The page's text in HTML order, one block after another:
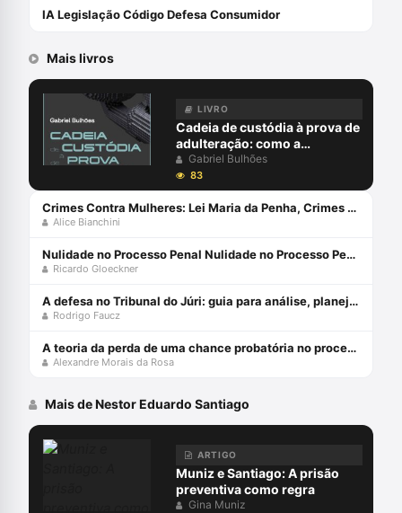
IA Legislação Código Defesa Consumidor
Mais livros
LIVRO
Cadeia de custódia à prova de
adulteração: como a
blockchain pode garantir a
integridade da prova no
processo penal - julho 2024
Gabriel Bulhões
83
Crimes Contra Mulheres: Lei Maria da Penha, Crimes Sexuais e Feminicídio (2023) Capa comum 8 janeiro 2023
Alice Bianchini
Nulidade no Processo Penal Nulidade no Processo Penal eBook Kindle
Ricardo Gloeckner
A defesa no Tribunal do Júri: guia para análise, planejamento e estratégias - junho 2024
Rodrigo Faucz
A teoria da perda de uma chance probatória no processo penal - julho 2024
Alexandre Morais da Rosa
Mais de Nestor Eduardo Santiago
ARTIGO
Muniz e Santiago: A prisão
preventiva como regra
Gina Muniz